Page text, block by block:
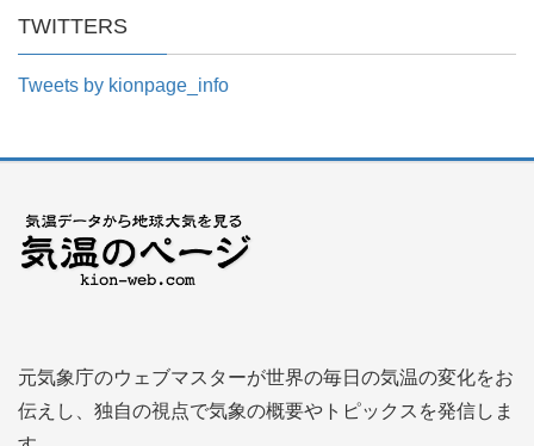
TWITTERS
Tweets by kionpage_info
元気象庁のウェブマスターが世界の毎日の気温の変化をお
伝えし、独自の視点で気象の概要やトピックスを発信しま